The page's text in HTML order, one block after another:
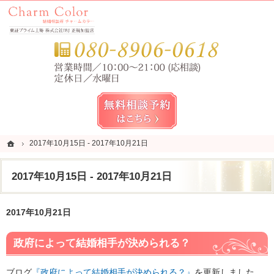
ホーム
2017年10月15日 - 2017年10月21日
2017年10月15日 - 2017年10月21日
錦糸町・亀戸・平井の結婚相談所なら当相談所へ。
錦糸町・亀戸・平井の結婚相談所なら短期成婚を目指すCharm Color (チャームカラー)
2017年10月21日
政府によって結婚相手が決められる？
ホーム
2017年10月15日 - 2017年10月21日